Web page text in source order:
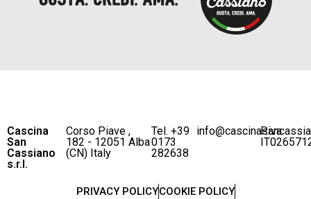
Cascina
San
Cassiano
s.r.l.
Corso Piave ,
182 - 12051 Alba
(CN) Italy
Tel. +39
0173
282638
P.iva
PRIVACY POLICYCOOKIE POLICY